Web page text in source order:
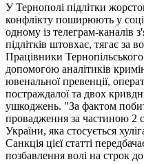
У Тернополі підлітки
конфлікту поширюють у
одному із телеграм-каналів
підлітків штовхає, тягає за
Працівники
допомогою аналітиків
ювенальної превенції,
постраждалої та двох
ушкоджень. "За фактом
провадження за частиною 2
України, яка стосується
Санкція цієї статті
позбавлення волі на строк